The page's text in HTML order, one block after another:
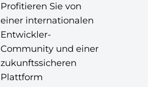
Profitieren Sie von
einer internationalen
Entwickler-
Community und einer
zukunftssicheren
Plattform